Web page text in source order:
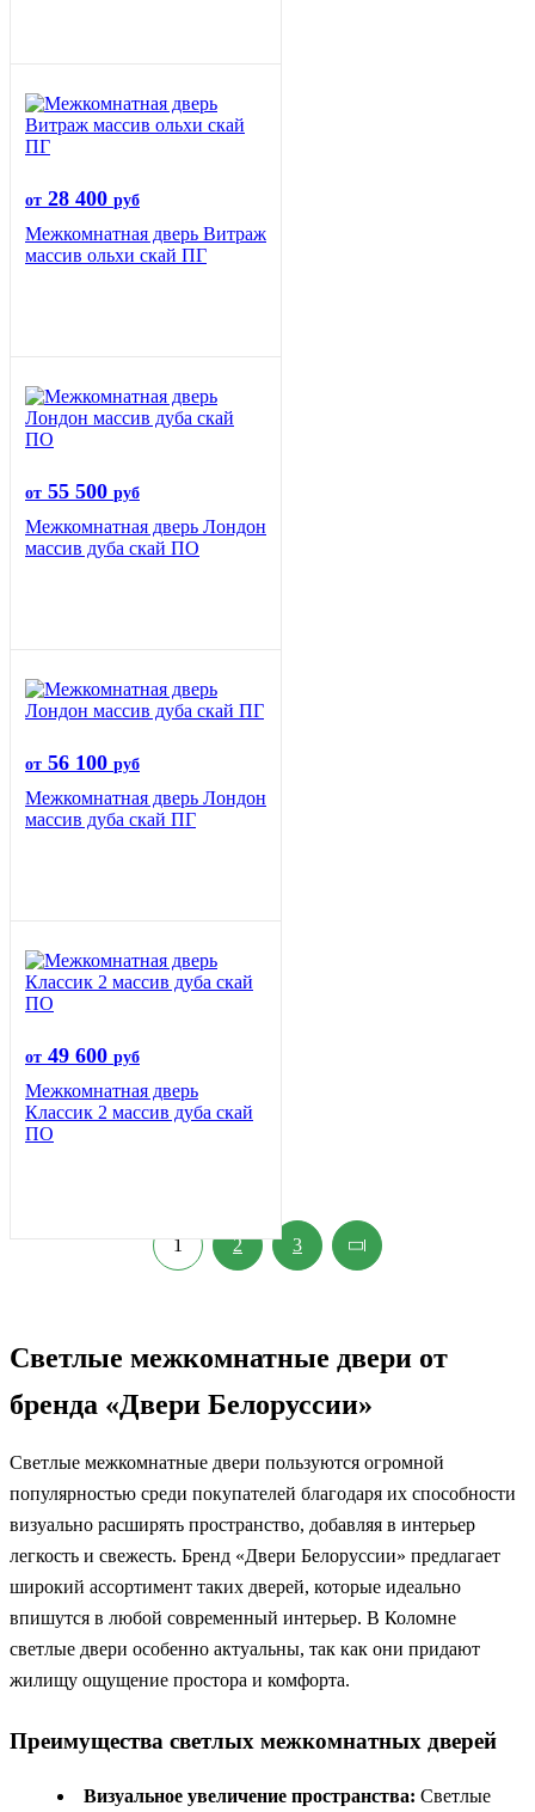
от 28 400 руб
Межкомнатная дверь Витраж
массив ольхи скай ПГ
от 55 500 руб
Межкомнатная дверь Лондон
массив дуба скай ПО
от 56 100 руб
Межкомнатная дверь Лондон
массив дуба скай ПГ
от 49 600 руб
Межкомнатная дверь
Классик 2 массив дуба скай
ПО
1 2 3
Светлые межкомнатные двери от
бренда «Двери Белоруссии»
Светлые межкомнатные двери пользуются огромной
популярностью среди покупателей благодаря их способности
визуально расширять пространство, добавляя в интерьер
легкость и свежесть. Бренд «Двери Белоруссии» предлагает
широкий ассортимент таких дверей, которые идеально
впишутся в любой современный интерьер. В Коломне
светлые двери особенно актуальны, так как они придают
жилищу ощущение простора и комфорта.
Преимущества светлых межкомнатных дверей
Визуальное увеличение пространства: Светлые